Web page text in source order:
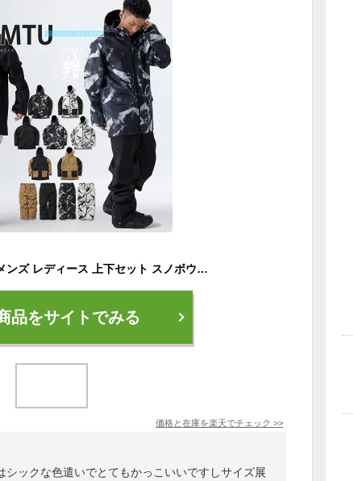
スノーボードウェア メンズ レディース 上下セット スノボウェア スノボー スキー ジャケット パンツ セットアップ MTU エムティーユー 全10色 黒 白 6サイズ ユニセックス ジュニア 小さい 大きいサイズ XS/S/M/L/XL/XXL 2024-2025
品をサイトでみる
価格と在庫を楽天でチェック >>
シックな色遣いでとてもかっこいいですしサイズ展